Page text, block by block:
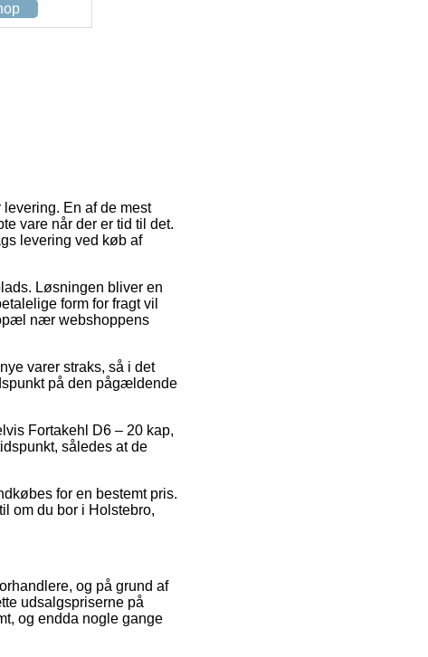
En af de mest
vare når der er tid til det.
levering ved køb af
Løsningen bliver en
form for fragt vil
nær webshoppens
varer straks, så i det
på den pågældende
Fortakehl D6 – 20 kap,
således at de
for en bestemt pris.
om du bor i Holstebro,
og på grund af
udsalgspriserne på
og endda nogle gange